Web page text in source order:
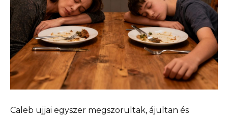
Caleb ujjai egyszer megszorultak, ájultan és